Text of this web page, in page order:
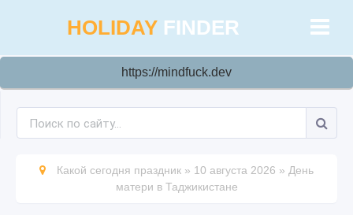
HOLIDAY FINDER
https://mindfuck.dev
Какой сегодня праздник » 10 августа 2026 » День
матери в Таджикистане